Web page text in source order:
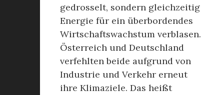
gedrosselt, sondern gleichzeitig
Energie für ein überbordendes
Wirtschaftswachstum verblasen.
Österreich und Deutschland
verfehlten beide aufgrund von
Industrie und Verkehr erneut
ihre Klimaziele. Das heißt